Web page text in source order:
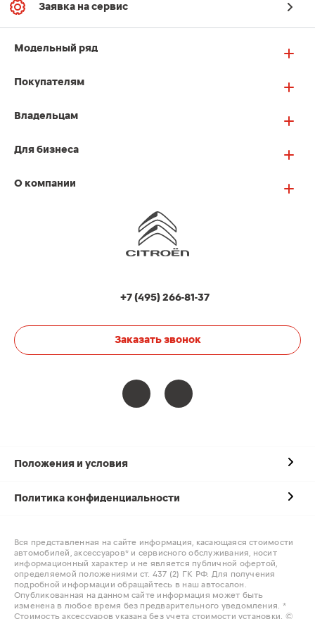
Заявка на сервис
Модельный ряд
Покупателям
Владельцам
Для бизнеса
О компании
+7 (495) 266-81-37
Заказать звонок
Положения и условия
Политика конфиденциальности
Вся представленная на сайте информация, касающаяся стоимости
автомобилей, аксессуаров* и сервисного обслуживания, носит
информационный характер и не является публичной офертой,
определяемой положениями ст. 437 (2) ГК РФ. Для получения
подробной информации обращайтесь в наш автосалон.
Опубликованная на данном сайте информация может быть
изменена в любое время без предварительного уведомления. *
Стоимость аксессуаров указана без учета стоимости установки. ©